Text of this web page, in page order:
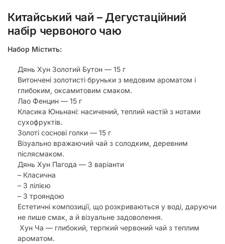
Китайський чай – Дегустаційний
набір червоного чаю
Набор Містить:
Дянь Хун Золотий Бутон — 15 г
Витончені золотисті бруньки з медовим ароматом і
глибоким, оксамитовим смаком.
Лао Фенцин — 15 г
Класика Юньнані: насичений, теплий настій з нотами
сухофруктів.
Золоті соснові голки — 15 г
Візуально вражаючий чай з солодким, деревним
післясмаком.
Дянь Хун Пагода — 3 варіанти
– Класична
– З лілією
– З трояндою
Естетичні композиції, що розкриваються у воді, даруючи
не лише смак, а й візуальне задоволення.
Хун Ча — глибокий, терпкий червоний чай з теплим
ароматом.